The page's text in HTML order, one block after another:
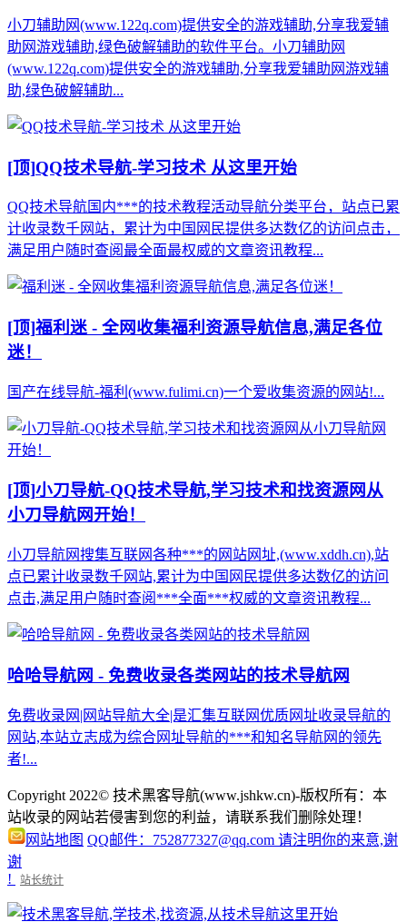
小刀辅助网(www.122q.com)提供安全的游戏辅助,分享我爱辅
助网游戏辅助,绿色破解辅助的软件平台。小刀辅助网
(www.122q.com)提供安全的游戏辅助,分享我爱辅助网游戏辅
助,绿色破解辅助...
[顶]QQ技术导航-学习技术 从这里开始
QQ技术导航国内***的技术教程活动导航分类平台，站点已累
计收录数千网站，累计为中国网民提供多达数亿的访问点击，
满足用户随时查阅最全面最权威的文章资讯教程...
[顶]福利迷 - 全网收集福利资源导航信息,满足各位
迷！
国产在线导航-福利(www.fulimi.cn)一个爱收集资源的网站!...
[顶]小刀导航-QQ技术导航,学习技术和找资源网从
小刀导航网开始！
小刀导航网搜集互联网各种***的网站网址,(www.xddh.cn),站
点已累计收录数千网站,累计为中国网民提供多达数亿的访问
点击,满足用户随时查阅***全面***权威的文章资讯教程...
哈哈导航网 - 免费收录各类网站的技术导航网
免费收录网|网站导航大全|是汇集互联网优质网址收录导航的
网站,本站立志成为综合网址导航的***和知名导航网的领先
者!...
Copyright 2022© 技术黑客导航(www.jshkw.cn)-版权所有：本
站收录的网站若侵害到您的利益，请联系我们删除处理！
网站地图 QQ邮件：752877327@qq.com 请注明你的来意,谢
谢
!
站长统计